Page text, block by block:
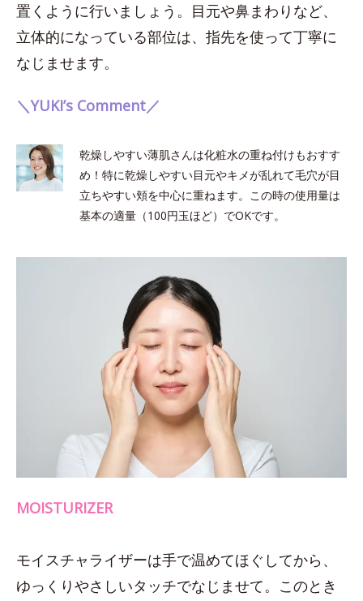
置くように行いましょう。目元や鼻まわりなど、
立体的になっている部位は、指先を使って丁寧に
なじませます。
＼YUKI’s Comment／
乾燥しやすい薄肌さんは化粧水の重ね付けもおすす
め！特に乾燥しやすい目元やキメが乱れて毛穴が目
立ちやすい頬を中心に重ねます。この時の使用量は
基本の適量（100円玉ほど）でOKです。
MOISTURIZER
モイスチャライザーは手で温めてほぐしてから、
ゆっくりやさしいタッチでなじませて。このとき